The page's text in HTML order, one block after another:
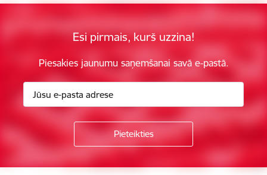
Esi pirmais, kurš uzzina!
Piesakies jaunumu saņemšanai savā e-pastā.